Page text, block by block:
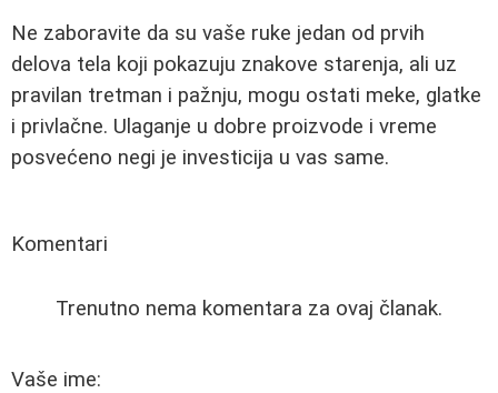
Ne zaboravite da su vaše ruke jedan od prvih
delova tela koji pokazuju znakove starenja, ali uz
pravilan tretman i pažnju, mogu ostati meke, glatke
i privlačne. Ulaganje u dobre proizvode i vreme
posvećeno negi je investicija u vas same.
Komentari
Trenutno nema komentara za ovaj članak.
Vaše ime: